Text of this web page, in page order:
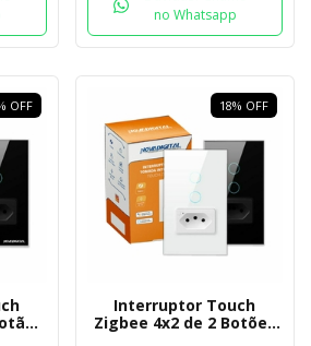
no Whatsapp
OFF 18% OFF
Interruptor Touch
Zigbee 4x2 de 2 Botões